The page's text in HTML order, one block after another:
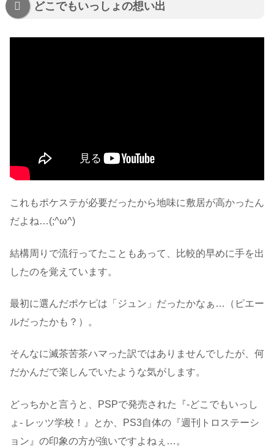
どこでもいっしょの想い出
これもポケステが必要だったから地味に敷居が高かったん
だよね…(;^ω^)
結構周りで流行ってたこともあって、比較的早めに手を出
したのを覚えています。
最初に選んだポケピは「ジュン」だったかなぁ…（ピエー
ルだったかも？）。
そんなに滅茶苦茶ハマった訳ではありませんでしたが、何
だかんだで楽しんでいたような気がします。
どっちかと言うと、PSPで発売された『-どこでもいっし
ょ- レッツ学校！』とか、PS3自体の『週刊トロステーシ
ョン』の印象の方が強いですよねぇ…。